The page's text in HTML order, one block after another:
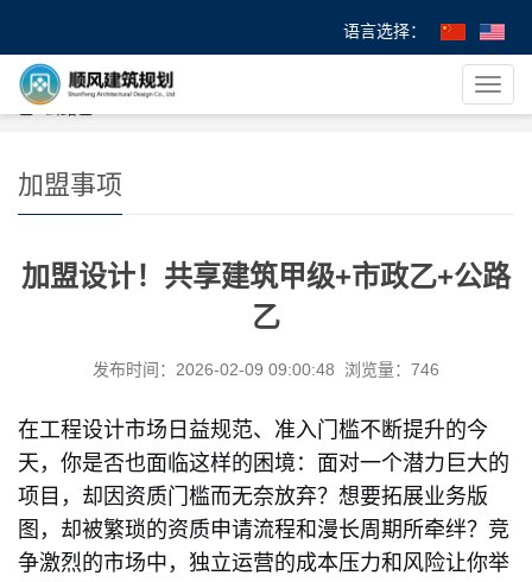
语言选择：
导
航
您的位置：首 页>
> 加盟设计！共享建筑甲级+市政
乙+公路乙
加盟事项
加盟设计！共享建筑甲级+市政乙+公路
乙
发布时间：2026-02-09 09:00:48 浏览量：746
在工程设计市场日益规范、准入门槛不断提升的今
天，你是否也面临这样的困境：面对一个潜力巨大的
项目，却因资质门槛而无奈放弃？想要拓展业务版
图，却被繁琐的资质申请流程和漫长周期所牵绊？竞
争激烈的市场中，独立运营的成本压力和风险让你举